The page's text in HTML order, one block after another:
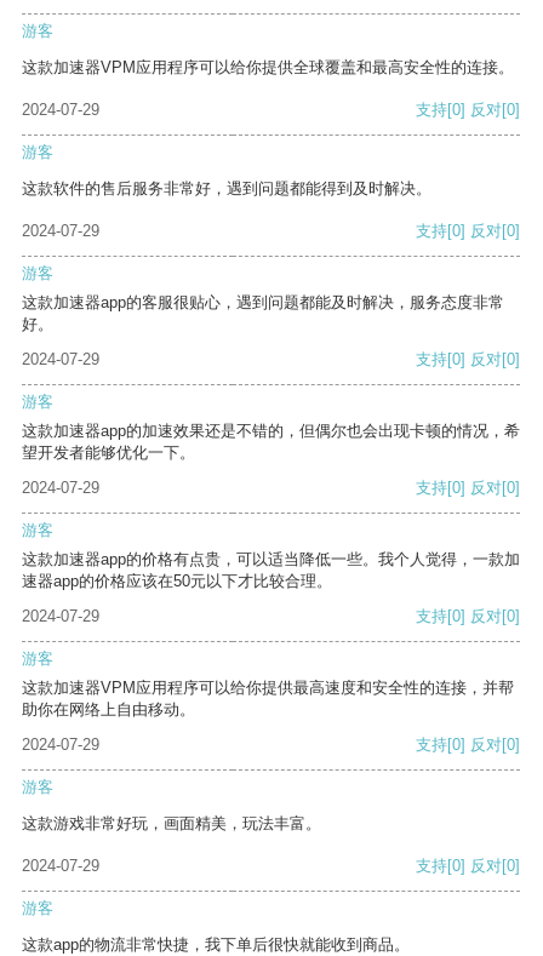
游客
这款加速器VPM应用程序可以给你提供全球覆盖和最高安全性的连接。
2024-07-29 支持[0] 反对[0]
游客
这款软件的售后服务非常好，遇到问题都能得到及时解决。
2024-07-29 支持[0] 反对[0]
游客
这款加速器app的客服很贴心，遇到问题都能及时解决，服务态度非常
好。
2024-07-29
支持[0] 反对[0]
游客
这款加速器app的加速效果还是不错的，但偶尔也会出现卡顿的情况，希
望开发者能够优化一下。
2024-07-29
支持[0] 反对[0]
游客
这款加速器app的价格有点贵，可以适当降低一些。我个人觉得，一款加
速器app的价格应该在50元以下才比较合理。
2024-07-29
支持[0] 反对[0]
游客
这款加速器VPM应用程序可以给你提供最高速度和安全性的连接，并帮
助你在网络上自由移动。
2024-07-29
支持[0] 反对[0]
游客
这款游戏非常好玩，画面精美，玩法丰富。
2024-07-29 支持[0] 反对[0]
游客
这款app的物流非常快捷，我下单后很快就能收到商品。